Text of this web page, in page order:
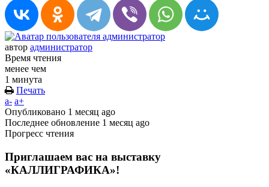
автор администратор
Время чтения
менее чем
1 минута
Печать
a- a+
Опубликовано 1 месяц ago
Последнее обновление 1 месяц ago
Прогресс чтения
Приглашаем вас на выставку
«КАЛЛИГРАФИКА»!